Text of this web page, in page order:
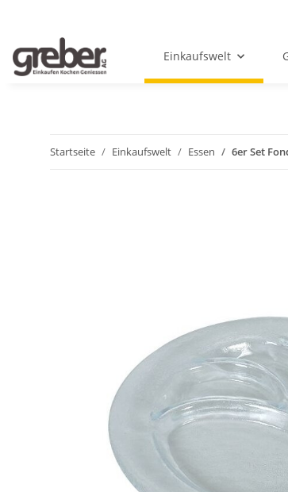
Einkaufswelt
Startseite Einkaufswelt Essen 6er Set